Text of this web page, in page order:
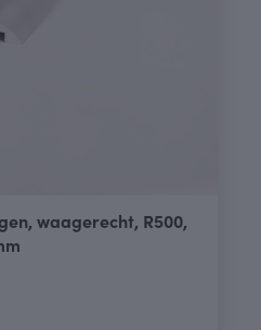
waagerecht, R500,